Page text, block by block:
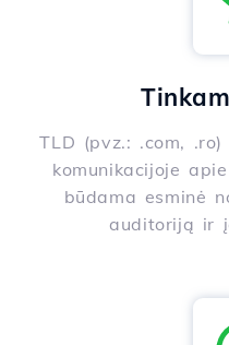
TLD (pvz.: .com,
komunikacijoje
būdama esminė
auditoriją ir